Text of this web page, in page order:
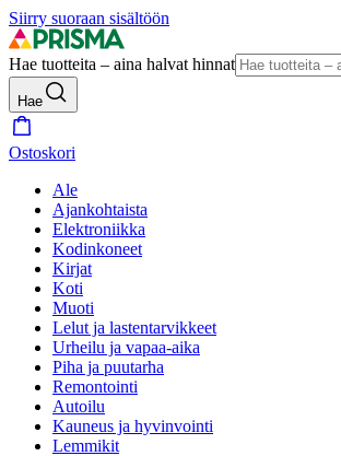
Siirry suoraan sisältöön
Hae tuotteita – aina halvat hinnat
Hae
Ostoskori
Ale
Ajankohtaista
Elektroniikka
Kodinkoneet
Kirjat
Koti
Muoti
Lelut ja lastentarvikkeet
Urheilu ja vapaa-aika
Piha ja puutarha
Remontointi
Autoilu
Kauneus ja hyvinvointi
Lemmikit